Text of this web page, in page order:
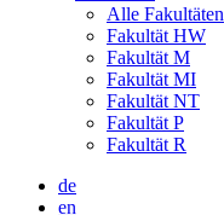
Alle Fakultäten
Fakultät HW
Fakultät M
Fakultät MI
Fakultät NT
Fakultät P
Fakultät R
de
en